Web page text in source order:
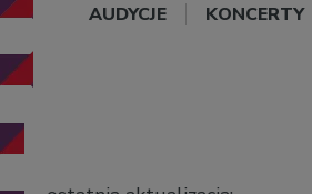
AUDYCJE KONCERTY